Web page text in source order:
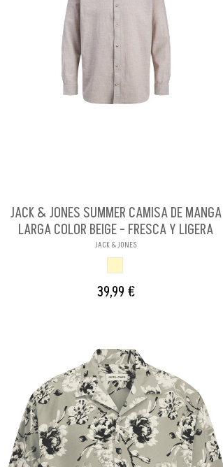
JACK & JONES SUMMER CAMISA DE MANGA
LARGA COLOR BEIGE - FRESCA Y LIGERA
JACK & JONES
39,99 €